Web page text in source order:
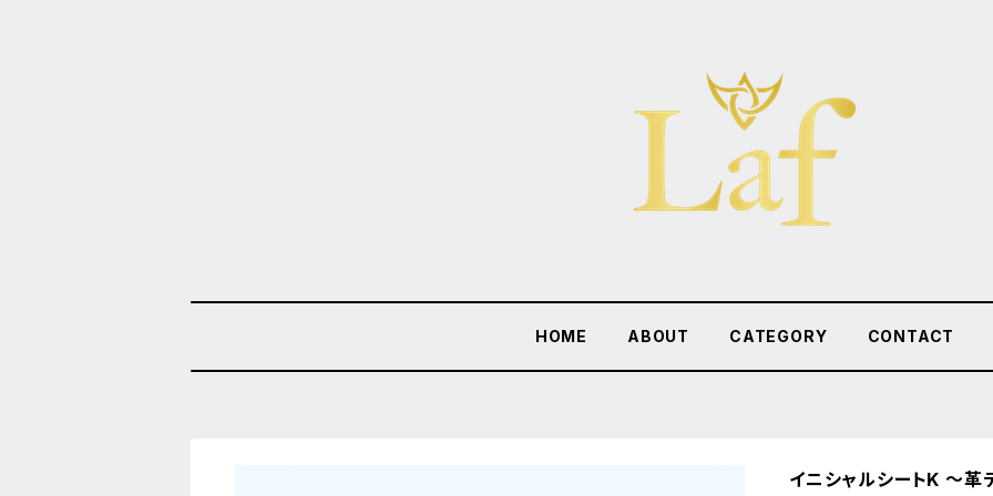
HOME ABOUT CATEGORY CONTACT
イニシャルシートK 〜革